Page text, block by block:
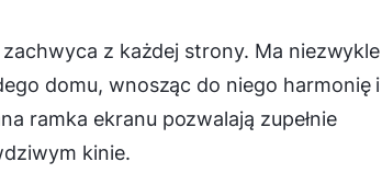
z każdej strony. Ma niezwykle
domu, wnosząc do niego harmonię i
ramka ekranu pozwalają zupełnie
kinie.